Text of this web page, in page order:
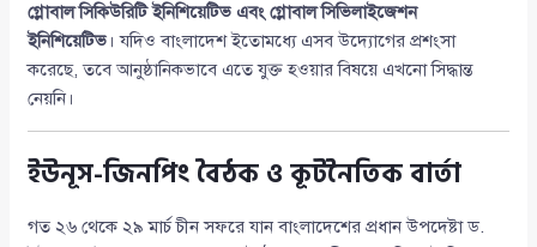
গ্লোবাল সিকিউরিটি ইনিশিয়েটিভ এবং গ্লোবাল সিভিলাইজেশন
ইনিশিয়েটিভ । যদিও বাংলাদেশ ইতোমধ্যে এসব উদ্যোগের প্রশংসা
করেছে, তবে আনুষ্ঠানিকভাবে এতে যুক্ত হওয়ার বিষয়ে এখনো সিদ্ধান্ত
নেয়নি।
ইউনূস-জিনপিং বৈঠক ও কূটনৈতিক বার্তা
গত ২৬ থেকে ২৯ মার্চ চীন সফরে যান বাংলাদেশের প্রধান উপদেষ্টা ড.